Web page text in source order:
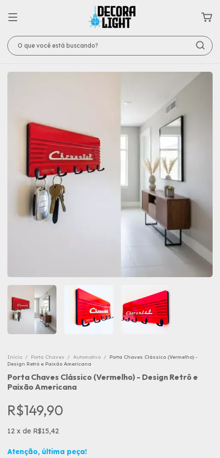
Início / Porta Chaves / Automotivo /
Porta Chaves Clássico (Vermelho) -
Design Retrô e Paixão Americana
Porta Chaves Clássico (Vermelho) - Design Retrô e
Paixão Americana
R$149,90
12 x de R$15,42
Atenção, última peça!